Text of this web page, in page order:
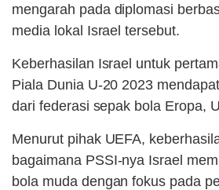
mengarah pada diplomasi
media lokal Israel tersebut.
Keberhasilan Israel untuk
Piala Dunia U-20 2023
dari federasi sepak bola Eropa,
Menurut pihak UEFA,
bagaimana PSSI-nya Israel
bola muda dengan fokus pada